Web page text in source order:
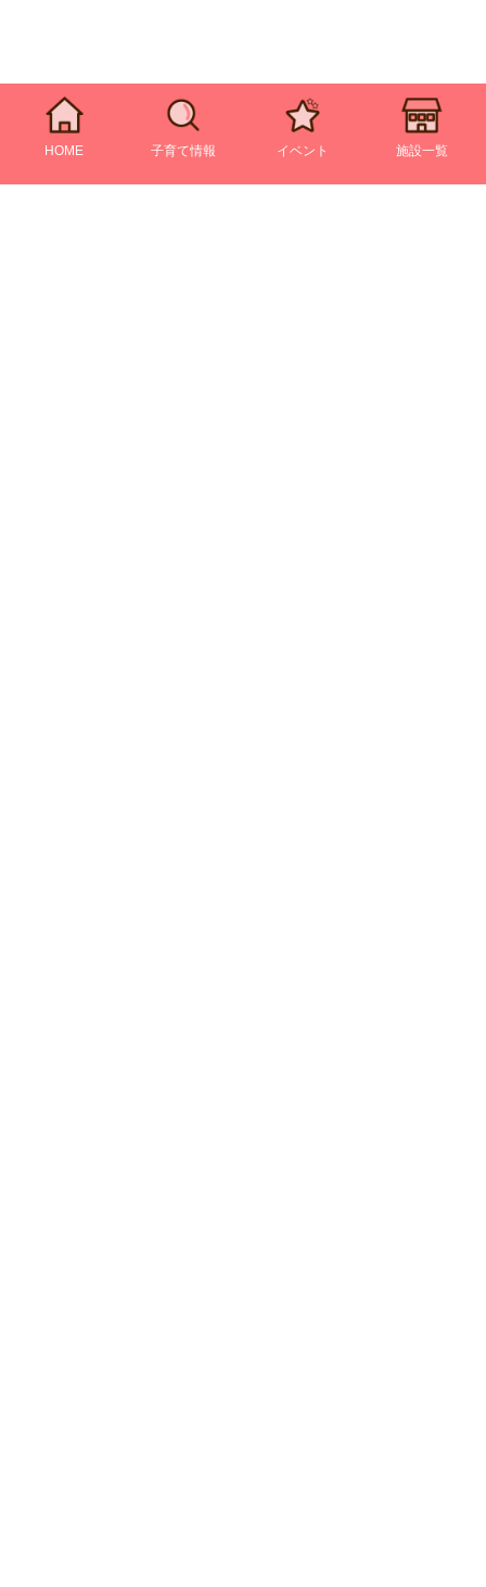
HOME 子育て情報 イベント 施設一覧